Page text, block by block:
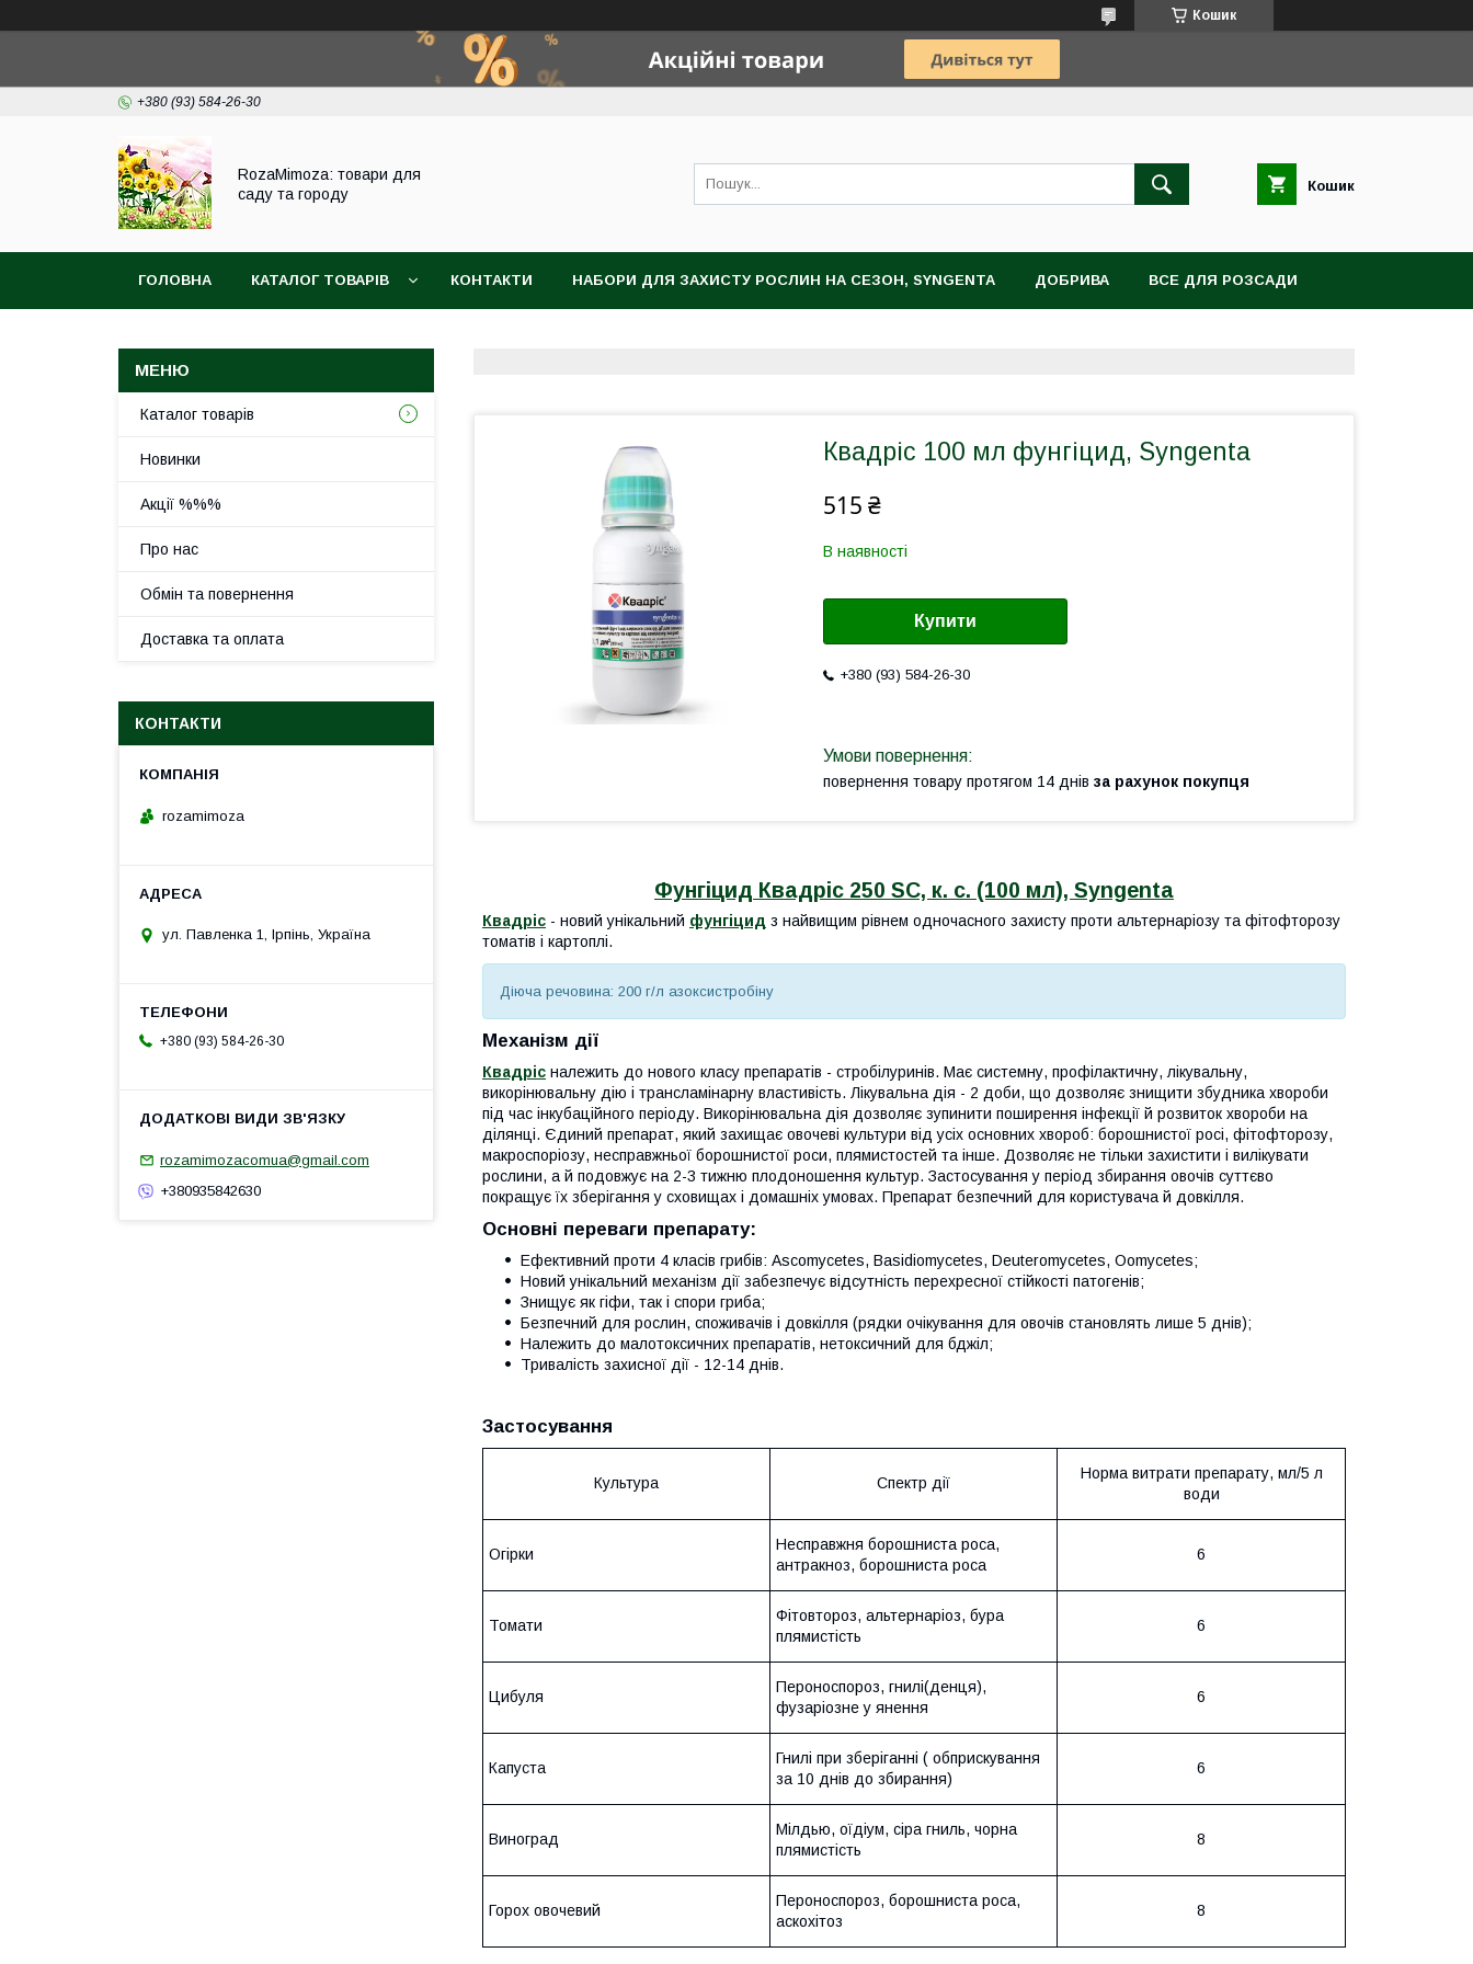
Кошик
+380 (93) 584-26-30
RozaMimoza: товари для
саду та городу
Кошик
ГОЛОВНА КАТАЛОГ ТОВАРІВ КОНТАКТИ НАБОРИ ДЛЯ ЗАХИСТУ РОСЛИН НА СЕЗОН, SYNGENTA ДОБРИВА ВСЕ ДЛЯ РОЗСАДИ
Квадріс 100 мл фунгіцид, Syngenta
515 ₴
В наявності
Купити
+380 (93) 584-26-30
повернення товару протягом 14 днів за рахунок покупця
Фунгіцид Квадріс 250 SC, к. с. (100 мл), Syngenta
Квадріс - новий унікальний фунгіцид з найвищим рівнем одночасного захисту проти альтернаріозу та фітофторозу
томатів і картоплі.
Діюча речовина: 200 г/л азоксистробіну
Механізм дії
Квадріс належить до нового класу препаратів - стробілуринів. Має системну, профілактичну, лікувальну,
викорінювальну дію і трансламінарну властивість. Лікувальна дія - 2 доби, що дозволяє знищити збудника хвороби
під час інкубаційного періоду. Викорінювальна дія дозволяє зупинити поширення інфекції й розвиток хвороби на
ділянці. Єдиний препарат, який захищає овочеві культури від усіх основних хвороб: борошнистої росі, фітофторозу,
макроспоріозу, несправжньої борошнистої роси, плямистостей та інше. Дозволяє не тільки захистити і вилікувати
рослини, а й подовжує на 2-3 тижню плодоношення культур. Застосування у період збирання овочів суттєво
покращує їх зберігання у сховищах і домашніх умовах. Препарат безпечний для користувача й довкілля.
Основні переваги препарату:
Ефективний проти 4 класів грибів: Ascomycetes, Basidiomycetes, Deuteromycetes, Oomycetes;
Новий унікальний механізм дії забезпечує відсутність перехресної стійкості патогенів;
Знищує як гіфи, так і спори гриба;
Безпечний для рослин, споживачів і довкілля (рядки очікування для овочів становлять лише 5 днів);
Належить до малотоксичних препаратів, нетоксичний для бджіл;
Тривалість захисної дії - 12-14 днів.
Застосування
Культура Спектр дії
Норма витрати препарату, мл/5 л
води
Огірки
Несправжня борошниста роса,
антракноз, борошниста роса
6
Томати
Фітовтороз, альтернаріоз, бура
плямистість
6
Цибуля
Пероноспороз, гнилі(денця),
фузаріозне у янення
6
Капуста
Гнилі при зберіганні ( обприскування
за 10 днів до збирання)
6
Виноград
Мілдью, оїдіум, сіра гниль, чорна
плямистість
8
Горох овочевий
Пероноспороз, борошниста роса,
аскохітоз
8
Каталог товарів
Новинки
Акції %%%
Про нас
Обмін та повернення
Доставка та оплата
КОНТАКТИ
rozamimoza
ул. Павленка 1, Ірпінь, Україна
+380 (93) 584-26-30
rozamimozacomua@gmail.com
+380935842630